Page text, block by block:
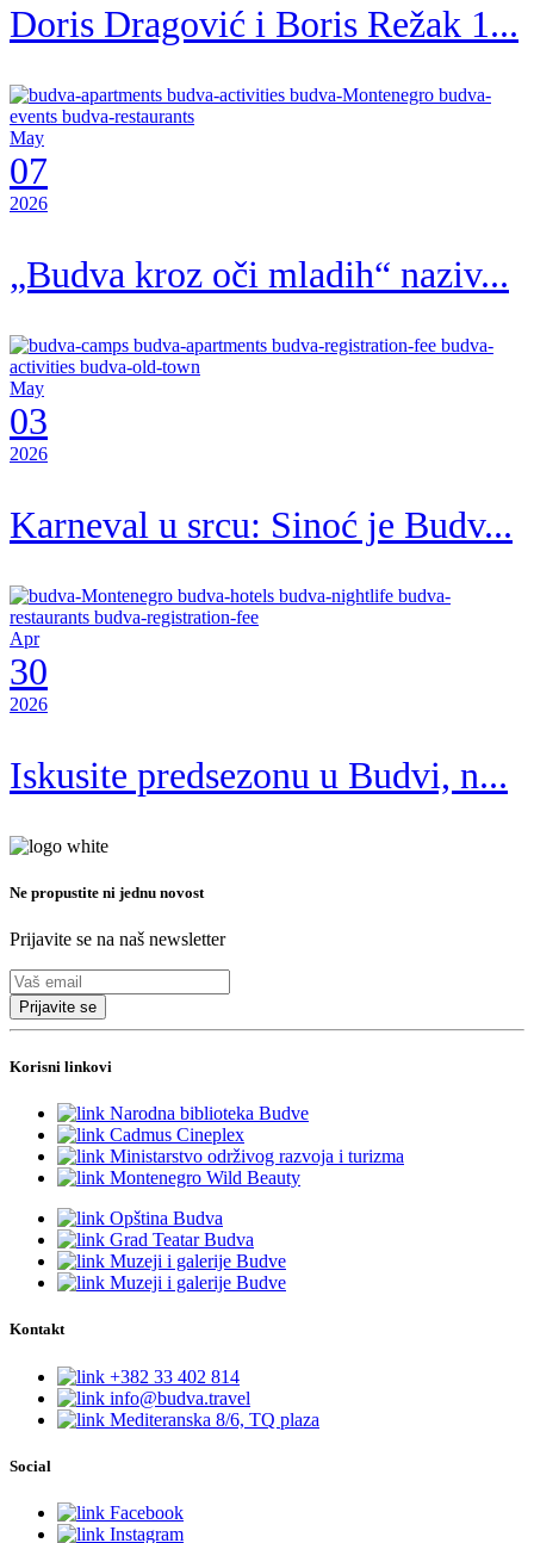
Doris Dragović i Boris Režak 1...
May
07
2026
„Budva kroz oči mladih“ naziv...
May
03
2026
Karneval u srcu: Sinoć je Budv...
Apr
30
2026
Iskusite predsezonu u Budvi, n...
Ne propustite ni jednu novost
Prijavite se na naš newsletter
Prijavite se
Korisni linkovi
Narodna biblioteka Budve
Cadmus Cineplex
Ministarstvo održivog razvoja i turizma
Montenegro Wild Beauty
Opština Budva
Grad Teatar Budva
Muzeji i galerije Budve
Muzeji i galerije Budve
Kontakt
+382 33 402 814
info@budva.travel
Mediteranska 8/6, TQ plaza
Social
Facebook
Instagram